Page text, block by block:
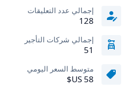
إجمالي عدد التعليقات
128
إجمالي شركات التأجير
51
متوسط السعر اليومي